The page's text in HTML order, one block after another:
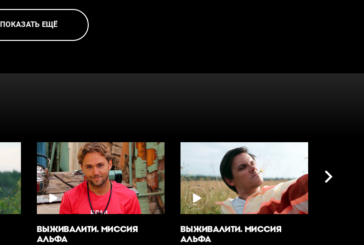
ПОКАЗАТЬ ЕЩЁ
ВЫЖИВАЛИТИ. МИССИЯ
АЛЬФА
ВЫЖИВАЛИТИ. МИССИЯ
АЛЬФА